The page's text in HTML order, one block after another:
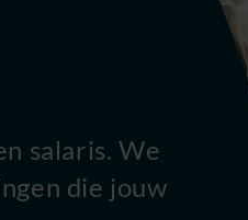
salaris. We
die jouw